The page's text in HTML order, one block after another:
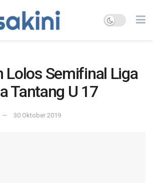
Lolos Semifinal Liga
Tantang U 17
30 Oktober 2019